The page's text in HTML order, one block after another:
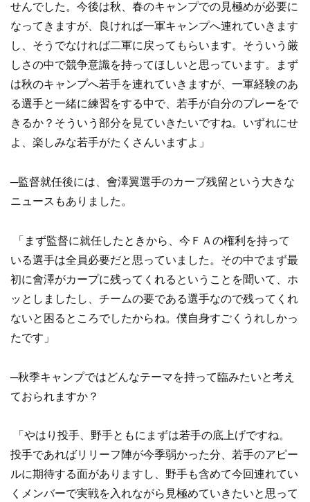
せんでした。今後は秋、春のキャンプでの見極めが必要に
なってきますが、良ければ一軍キャンプへ連れていきます
し、そうでなければ二軍に戻ってもらいます。そういう厳
しさの中で競争意識を持ってほしいと思っています。まず
は秋のキャンプへ若手を連れていきますが、一軍経験のあ
る選手と一緒に練習をする中で、若手が自分のプレーをで
きるか？そういう部分を見ていきたいですね。いずれにせ
よ、楽しみな若手がたくさんいますよ」
─監督就任後には、會澤翼選手のカープ残留という大きな
ニュースもありました。
「まず監督に就任したときから、今ＦＡの権利を持って
いる選手は全員必要だと思っていました。その中でまず最
初に會澤がカープに残ってくれるということを聞いて、ホ
ッとしましたし、チームの要である選手なので残ってくれ
ないと困るところでしたからね。僕自身すごくうれしかっ
たです」
─秋季キャンプではどんなテーマを持って臨みたいと考え
ておられますか？
「やはり投手、野手ともにまずは若手の底上げですね。
投手であればリリーフ陣が今季弱かった分、若手のアピー
ルに期待する面がありますし、野手も含めて今回連れてい
くメンバーで実戦を入れながら見極めていきたいと思って